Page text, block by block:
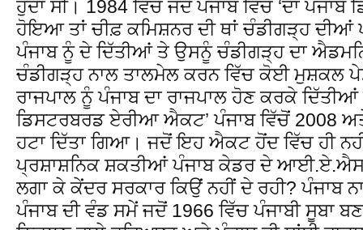
ਹੁੰਦਾ ਸੀ। 1984 ਵਿੱਚ ਜਦੋਂ ਪੰਜਾਬ ਵਿੱਚ ‘ਦਾ
ਹੋਇਆ ਤਾਂ ਚੀਫ਼ ਕਮਿਸ਼ਨਰ ਦੀ ਥਾਂ ਚੰਡੀਗੜ੍ਹ ਦੀਆਂ
ਪੰਜਾਬ ਨੂੰ ਦੇ ਦਿੱਤੀਆਂ ਤੇ ਉਸਨੂੰ ਚੰਡੀਗੜ੍ਹ ਦਾ
ਚੰਡੀਗੜ੍ਹ ਨਾਲ ਤਾਲਮੇਲ ਕਰਨ ਵਿੱਚ ਕੋਈ ਮੁਸ਼ਕਲ
ਰਾਜਪਾਲ ਨੂੰ ਪੰਜਾਬ ਦਾ ਰਾਜਪਾਲ ਹੋਣ ਕਰਕੇ
ਡਿਸਟਰਬਰਡ ਏਰੀਆ ਐਕਟ’ ਪੰਜਾਬ ਵਿੱਚੋਂ 2008
ਹਟਾ ਦਿੱਤਾ ਗਿਆ। ਜਦੋਂ ਇਹ ਐਕਟ ਹੋਂਦ ਵਿੱਚ ਹੀ
ਪ੍ਰਸ਼ਾਸ਼ਨਿਕ ਸ਼ਕਤੀਆਂ ਪੰਜਾਬ ਕੇਡਰ ਦੇ
ਲਗਾ ਕੇ ਕੇਂਦਰ ਸਰਕਾਰ ਕਿਉਂ ਨਹੀਂ ਦੇ ਰਹੀ? ਪੰਜਾਬ
ਪੰਜਾਬ ਦੀ ਵੰਡ ਸਮੇਂ ਜਦੋਂ 1966 ਵਿੱਚ ਪੰਜਾਬੀ ਸੂਬਾ